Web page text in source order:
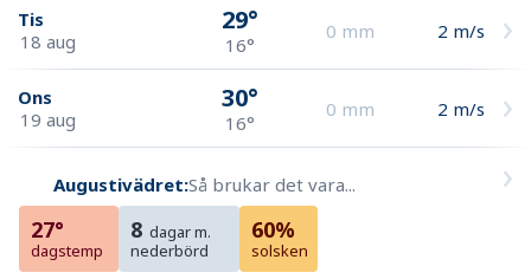
Tis
18 aug
29°
16°
0 mm 2 m/s
Ons
19 aug
30°
16°
0 mm 2 m/s
Augustivädret:Så brukar det vara...
27°
dagstemp
8 dagar m.
nederbörd
60%
solsken